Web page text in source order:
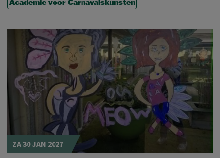
Academie voor Carnavalskunsten
ZA 30 JAN 2027